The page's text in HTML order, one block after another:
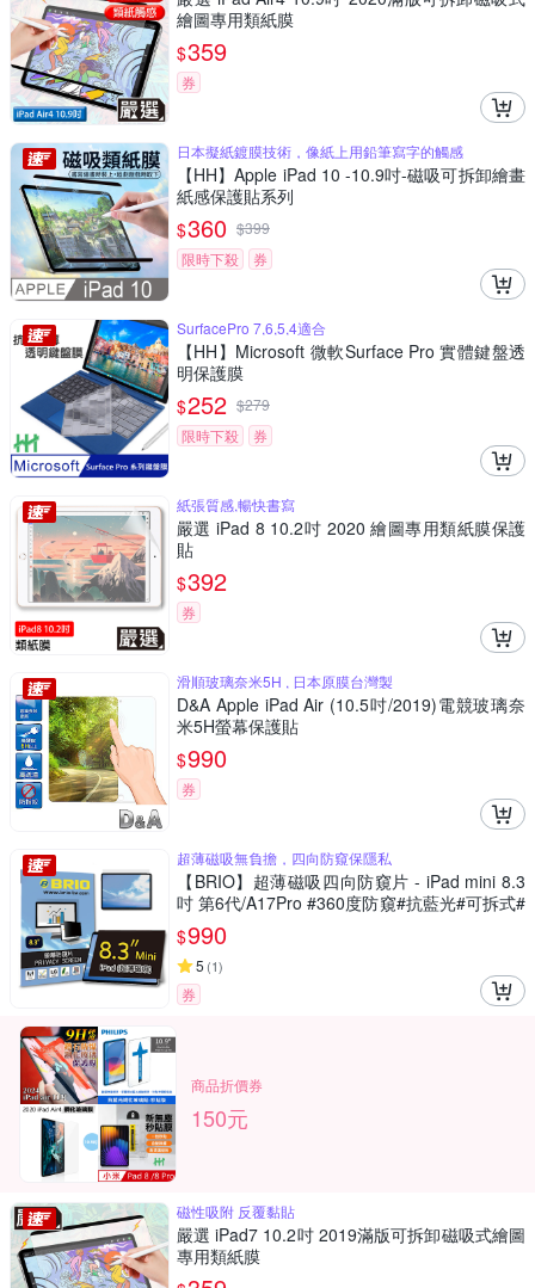
繪圖專用類紙膜
$359
券
日本擬紙鍍膜技術，像紙上用鉛筆寫字的觸感
【HH】Apple iPad 10 -10.9吋-磁吸可拆卸繪畫
紙感保護貼系列
$360 $399
限時下殺
券
SurfacePro 7,6,5,4適合
【HH】Microsoft 微軟Surface Pro 實體鍵盤透
明保護膜
$252 $279
限時下殺
券
紙張質感,暢快書寫
嚴選 iPad 8 10.2吋 2020 繪圖專用類紙膜保護
貼
$392
券
滑順玻璃奈米5H , 日本原膜台灣製
D&A Apple iPad Air (10.5吋/2019)電競玻璃奈
米5H螢幕保護貼
$990
券
超薄磁吸無負擔，四向防窺保隱私
【BRIO】超薄磁吸四向防窺片 - iPad mini 8.3
吋 第6代/A17Pro #360度防窺#抗藍光#可拆式#
防眩光#清晰度高
$990
5 (1)
券
商品折價券
150元
磁性吸附 反覆黏貼
嚴選 iPad7 10.2吋 2019滿版可拆卸磁吸式繪圖
專用類紙膜